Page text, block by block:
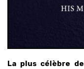
La plus célèbre